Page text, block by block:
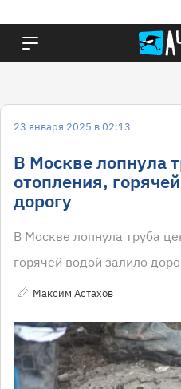
23 января 2025 в 02:13
В Москве лопнула
отопления,
дорогу
В Москве лопнула труба
горячей водой залило
Максим Астахов